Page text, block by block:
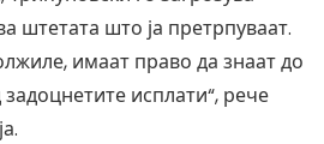
штетата што ја претрпуваат.
имаат право да знаат до
задоцнетите исплати“, рече